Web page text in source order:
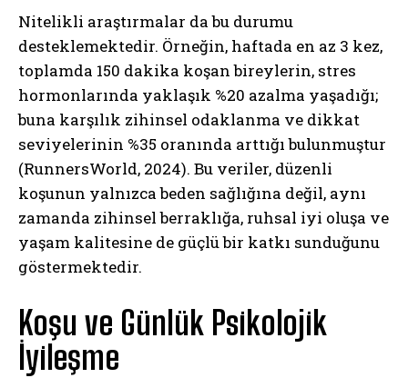
Nitelikli araştırmalar da bu durumu
desteklemektedir. Örneğin, haftada en az 3 kez,
toplamda 150 dakika koşan bireylerin, stres
hormonlarında yaklaşık %20 azalma yaşadığı;
buna karşılık zihinsel odaklanma ve dikkat
seviyelerinin %35 oranında arttığı bulunmuştur
(RunnersWorld, 2024). Bu veriler, düzenli
koşunun yalnızca beden sağlığına değil, aynı
zamanda zihinsel berraklığa, ruhsal iyi oluşa ve
yaşam kalitesine de güçlü bir katkı sunduğunu
göstermektedir.
Koşu ve Günlük Psikolojik
İyileşme